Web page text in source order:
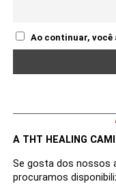
Ao continuar,
A THT HEALING
Se gosta dos nossos
procuramos